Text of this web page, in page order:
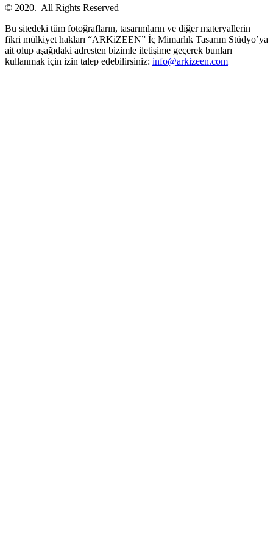
© 2020. All Rights Reserved
Bu sitedeki tüm fotoğrafların, tasarımların ve diğer materyallerin
fikri mülkiyet hakları “ARKiZEEN” İç Mimarlık Tasarım Stüdyo’ya
ait olup aşağıdaki adresten bizimle iletişime geçerek bunları
kullanmak için izin talep edebilirsiniz: info@arkizeen.com